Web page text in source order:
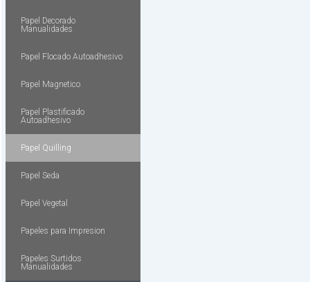
Papel Decorado
Manualidades
Papel Flocado Autoadhesivo
Papel Magnetico
Papel Plastificado
Autoadhesivo
Papel Quilling
Papel Seda
Papel Vegetal
Papeles para Impresion
Papeles Surtidos
Manualidades